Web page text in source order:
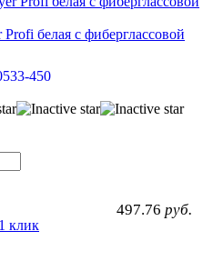
белая с фиберглассовой
450
497.76 руб.
клик